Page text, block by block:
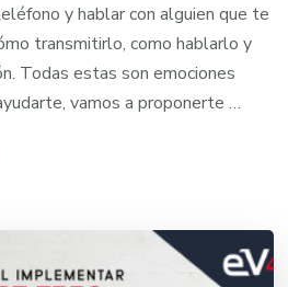
y hablar con alguien que te
transmitirlo, como hablarlo y
Todas estas son emociones
vamos a proponerte …